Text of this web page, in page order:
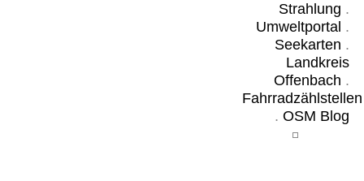
Strahlung .
Umweltportal .
Seekarten .
Landkreis
Offenbach .
Fahrradzählstellen
. OSM Blog